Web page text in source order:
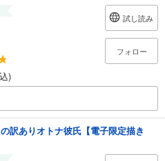
)
試し読み
フォロー
訳ありオトナ彼氏【電子限定描き